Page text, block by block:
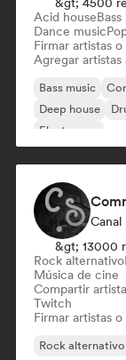
Acid house
Dance music
Firmar artistas
Agregar
Bass music
Deep house
Electropop
Canal
&gt; 13000
Rock alternativo
Música de cine
Compartir
Twitch
Firmar artistas
Rock alternativo